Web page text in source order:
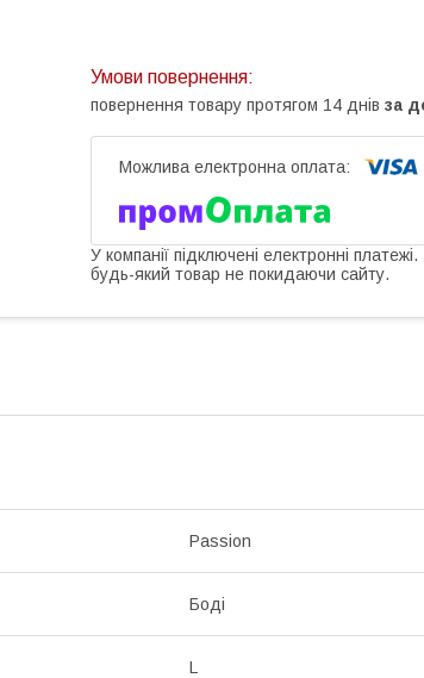
повернення товару протягом 14 днів за
У компанії підключені електронні
будь-який товар не покидаючи сайту.
Passion
Боді
L